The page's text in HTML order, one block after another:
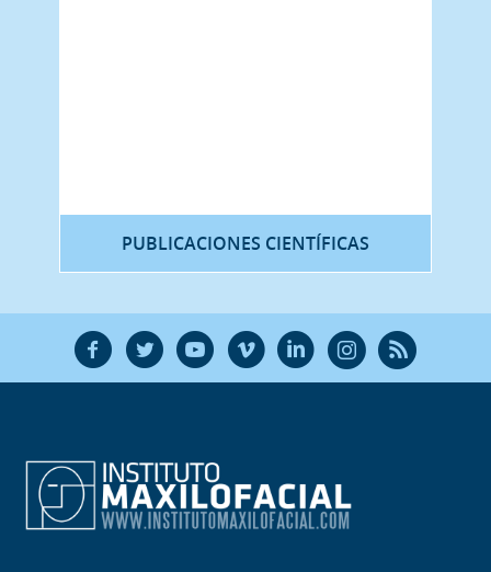
PUBLICACIONES CIENTÍFICAS
F T Y V L Ñ R